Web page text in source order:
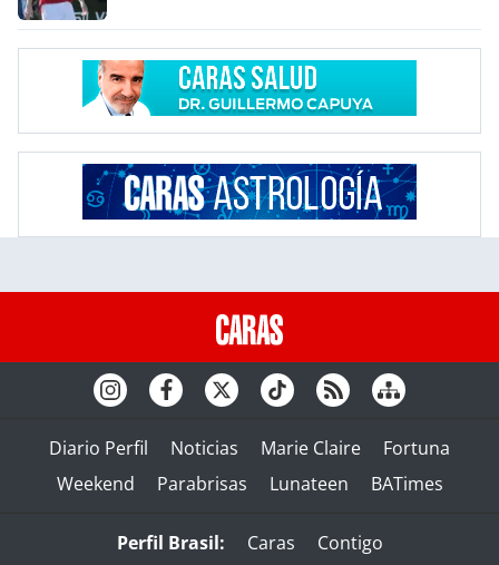
Diario Perfil Noticias Marie Claire
Fortuna
Weekend
Parabrisas Lunateen BATimes
Perfil Brasil: Caras Contigo